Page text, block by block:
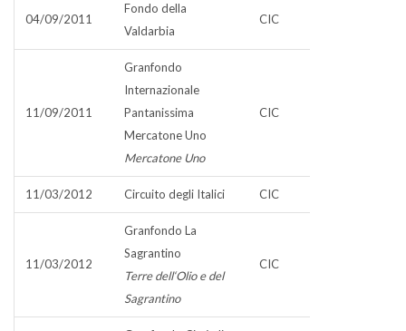
04/09/2011
Fondo della
Valdarbia
CIC
11/09/2011
Granfondo
Internazionale
Pantanissima
Mercatone Uno
Mercatone Uno
CIC
11/03/2012 Circuito degli Italici CIC
11/03/2012
Granfondo La
Sagrantino
Terre dell‘Olio e del
Sagrantino
CIC